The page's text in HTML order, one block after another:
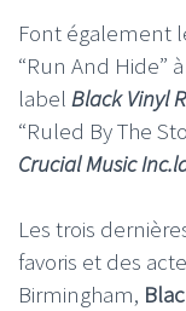
Font également
“Run And Hide”
label Black Vinyl
“Ruled By The
Crucial Music
Les trois
favoris et des
Birmingham,